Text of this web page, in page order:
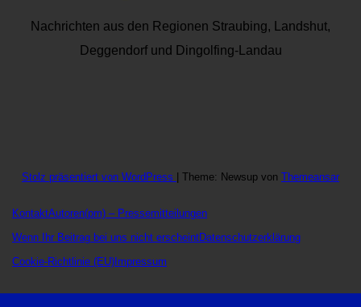
Nachrichten aus den Regionen Straubing, Landshut,
Deggendorf und Dingolfing-Landau
Stolz präsentiert von WordPress Theme: Newsup von Themeansar
KontaktAutoren(pm) – Pressemitteilungen
Wenn Ihr Beitrag bei uns nicht erscheintDatenschutzerklärung
Cookie-Richtlinie (EU) Impressum